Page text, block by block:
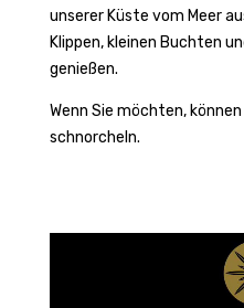
unserer Küste vom Meer
Klippen, kleinen Buchten
genießen.
Wenn Sie möchten,
schnorcheln.